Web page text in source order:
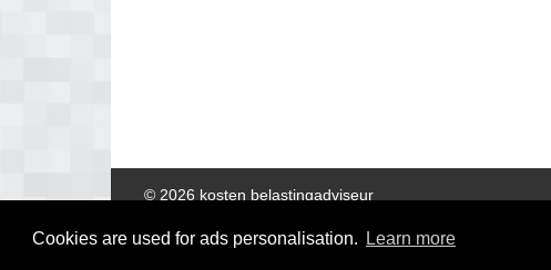
Cookies are used for ads personalisation. Learn more
© 2026 kosten belastingadviseur